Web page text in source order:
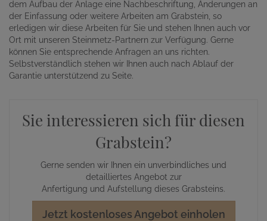
dem Aufbau der Anlage eine Nachbeschriftung, Änderungen an
der Einfassung oder weitere Arbeiten am Grabstein, so
erledigen wir diese Arbeiten für Sie und stehen Ihnen auch vor
Ort mit unseren Steinmetz-Partnern zur Verfügung. Gerne
können Sie entsprechende Anfragen an uns richten.
Selbstverständlich stehen wir Ihnen auch nach Ablauf der
Garantie unterstützend zu Seite.
Sie interessieren sich für diesen
Grabstein?
Gerne senden wir Ihnen ein unverbindliches und
detailliertes Angebot zur
Anfertigung und Aufstellung dieses Grabsteins.
Jetzt kostenloses Angebot einholen